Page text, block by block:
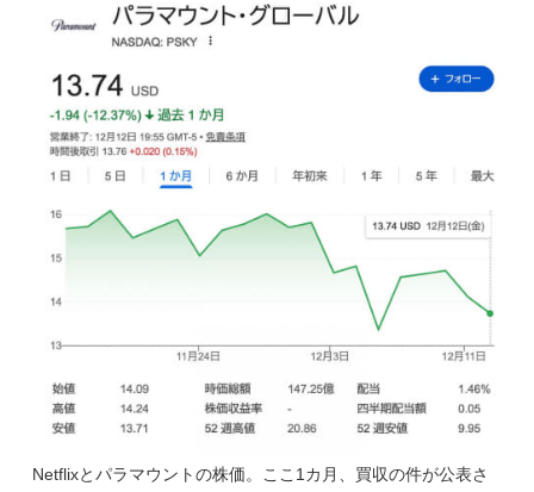
Netflixとパラマウントの株価。ここ1カ月、買収の件が公表さ